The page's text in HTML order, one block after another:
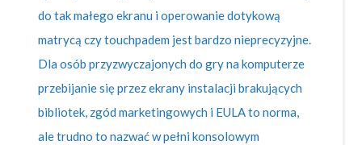
do tak małego ekranu i operowanie dotykową
matrycą czy touchpadem jest bardzo nieprecyzyjne.
Dla osób przyzwyczajonych do gry na komputerze
przebijanie się przez ekrany instalacji brakujących
bibliotek, zgód marketingowych i EULA to norma,
ale trudno to nazwać w pełni konsolowym